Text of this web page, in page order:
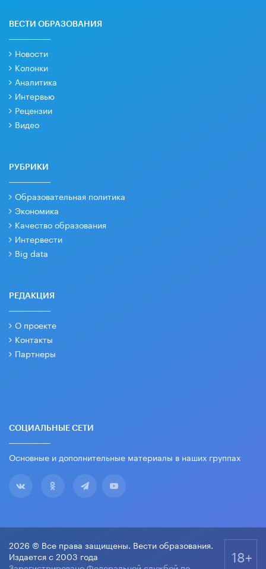
ВЕСТИ ОБРАЗОВАНИЯ
Новости
Колонки
Аналитика
Интервью
Рецензии
Видео
РУБРИКИ
Образовательная политика
Экономика
Качество образования
Интервести
Big data
РЕДАКЦИЯ
О проекте
Контакты
Партнеры
СОЦИАЛЬНЫЕ СЕТИ
Основные и дополнительные материалы в наших группах
2026 © Все права защищены. Вести образования.
Издается с 2003 года
18+